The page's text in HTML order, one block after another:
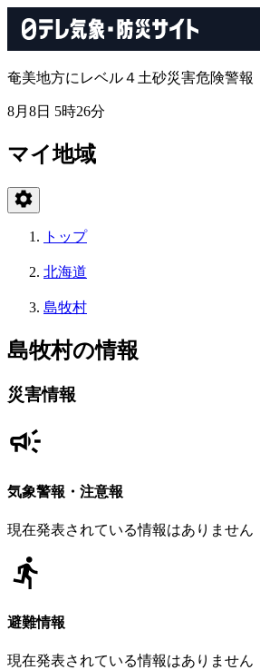
奄美地方にレベル４土砂災害危険警報
8月8日 5時26分
マイ地域
トップ
北海道
島牧村
島牧村の情報
災害情報
気象警報・注意報
現在発表されている情報はありません
避難情報
現在発表されている情報はありません